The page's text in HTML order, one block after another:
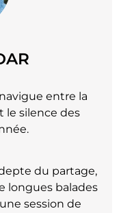
entre la
silence des
du partage,
longues balades
session de